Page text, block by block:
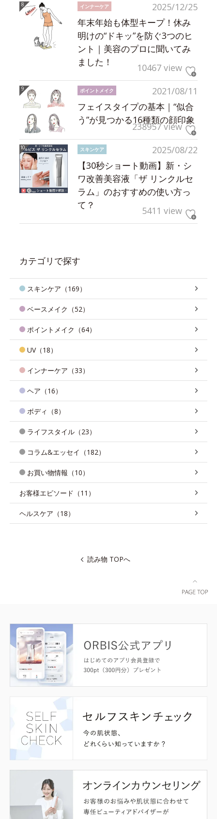
2025/12/25
インナーケア
年末年始も体型キープ！休み
明けの“ドキッ”を防ぐ3つのヒ
ント｜美容のプロに聞いてみ
ました！
10467 view
2021/08/11
ポイントメイク
フェイスタイプの基本｜“似合
う”が見つかる16種類の顔印象
238957 view
2025/08/22
スキンケア
【30秒ショート動画】新・シ
ワ改善美容液「ザ リンクルセ
ラム」のおすすめの使い方っ
て？
5411 view
カテゴリで探す
スキンケア（169）
ベースメイク（52）
ポイントメイク（64）
UV（18）
インナーケア（33）
ヘア（16）
ボディ（8）
ライフスタイル（23）
コラム&エッセイ（182）
お買い物情報（10）
お客様エピソード（11）
ヘルスケア（18）
読み物 TOPへ